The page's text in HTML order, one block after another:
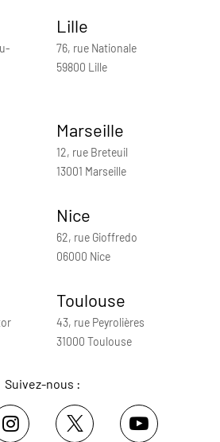
Lille
76, rue Nationale
59800 Lille
Marseille
12, rue Breteuil
13001 Marseille
Nice
62, rue Gioffredo
06000 Nice
Toulouse
43, rue Peyrolières
31000 Toulouse
Suivez-nous :